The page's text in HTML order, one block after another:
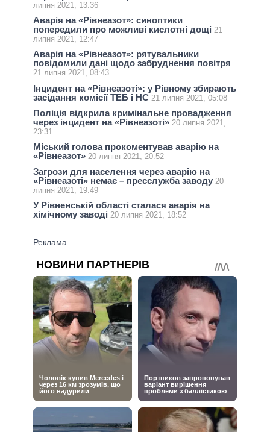
липня 2021, 13:36
Аварія на «Рівнеазот»: синоптики
попередили про можливі кислотні дощі 21
липня 2021, 12:47
Аварія на «Рівнеазот»: рятувальники
повідомили дані щодо забруднення повітря
21 липня 2021, 08:43
Інцидент на «Рівнеазоті»: у Рівному збирають
засідання комісії ТЕБ і НС 21 липня 2021, 05:08
Поліція відкрила кримінальне провадження
через інцидент на «Рівнеазоті» 20 липня 2021,
23:31
Міський голова прокоментував аварію на
«Рівнеазот» 20 липня 2021, 20:52
Загрози для населення через аварію на
«Рівнеазоті» немає – пресслужба заводу 20
липня 2021, 19:49
У Рівненській області сталася аварія на
хімічному заводі 20 липня 2021, 18:52